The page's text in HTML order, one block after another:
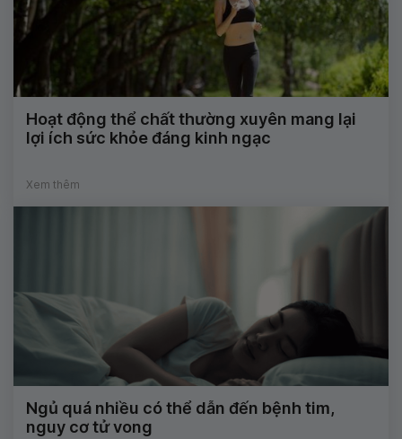
Hoạt động thể chất thường xuyên mang lại
lợi ích sức khỏe đáng kinh ngạc
Xem thêm
Ngủ quá nhiều có thể dẫn đến bệnh tim,
nguy cơ tử vong